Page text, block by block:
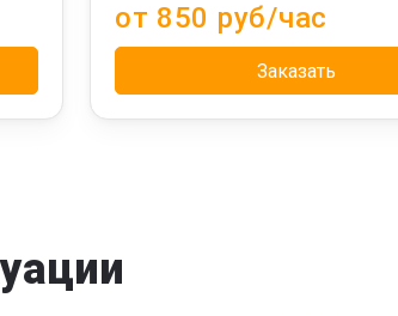
от 850 руб/час
Заказать